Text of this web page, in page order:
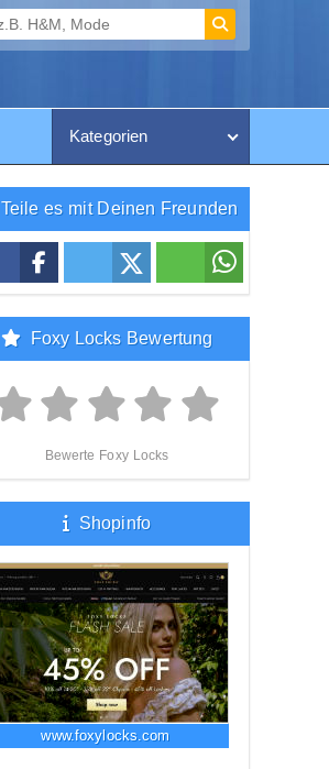
Kategorien
Teile es mit Deinen Freunden
Foxy Locks Bewertung
Bewerte Foxy Locks
Shopinfo
www.foxylocks.com